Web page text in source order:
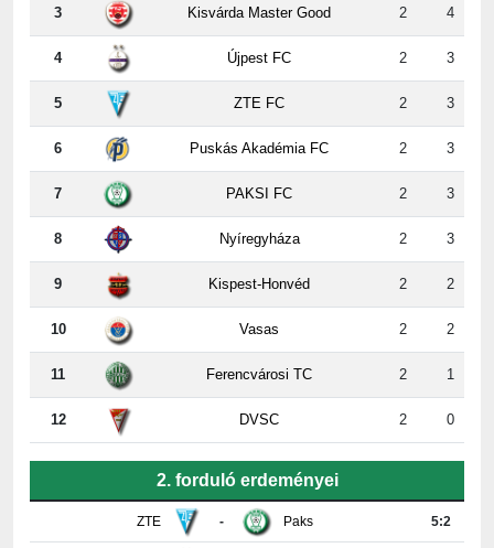
4 Újpest FC 2 3
5 ZTE FC 2 3
6 Puskás Akadémia FC 2 3
7 PAKSI FC 2 3
8 Nyíregyháza 2 3
9 Kispest-Honvéd 2 2
10 Vasas 2 2
11 Ferencvárosi TC 2 1
12 DVSC 2 0
ZTE - Paks
Újpest DVSC 4:2